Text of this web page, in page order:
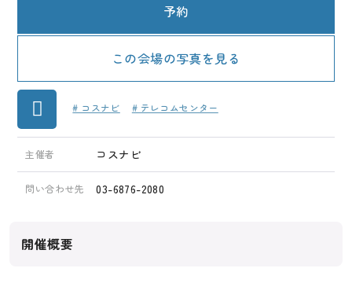
予約
この会場の写真を見る
# コスナビ # テレコムセンター
主催者 コスナビ
問い合わせ先 03-6876-2080
開催概要